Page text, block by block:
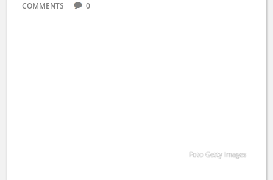
COMMENTS
0
Foto Getty Images